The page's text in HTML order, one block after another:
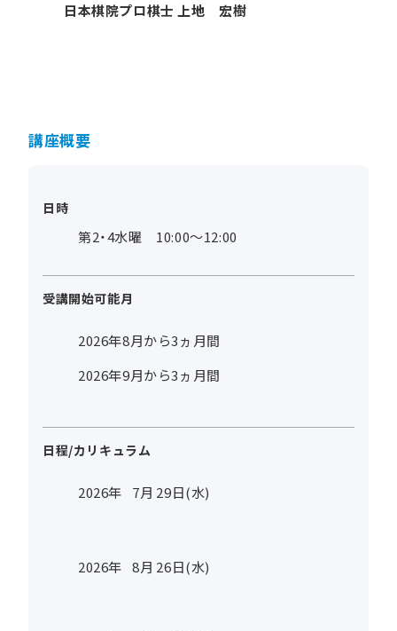
日本棋院プロ棋士 上地 宏樹
講座概要
日時
第2・4水曜 10:00～12:00
受講開始可能月
2026年8月から3ヵ月間
2026年9月から3ヵ月間
日程/カリキュラム
2026年 7月 29日(水)
2026年 8月 26日(水)